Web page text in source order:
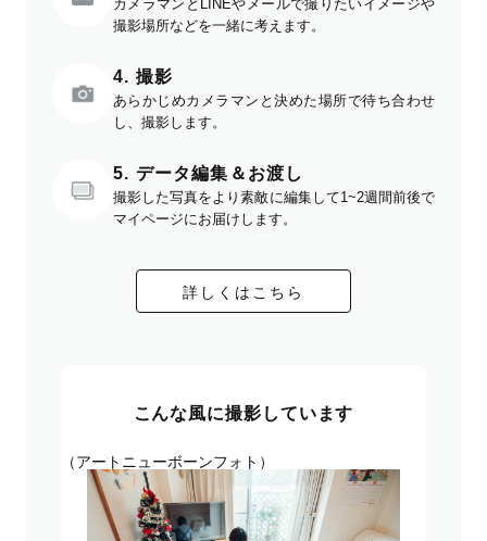
カメラマンとLINEやメールで撮りたいイメージや
撮影場所などを一緒に考えます。
4. 撮影
あらかじめカメラマンと決めた場所で待ち合わせ
し、撮影します。
5. データ編集＆お渡し
撮影した写真をより素敵に編集して1~2週間前後で
マイページにお届けします。
詳しくはこちら
こんな風に撮影しています
（アートニューボーンフォト）